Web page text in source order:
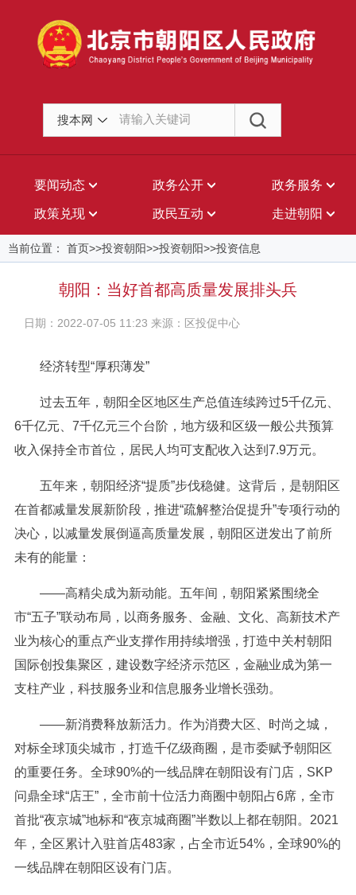
搜本网
要闻动态 政务公开 政务服务
政策兑现 政民互动 走进朝阳
当前位置： 首页>>投资朝阳>>投资朝阳>>投资信息
朝阳：当好首都高质量发展排头兵
日期：2022-07-05 11:23 来源：区投促中心
经济转型“厚积薄发”
过去五年，朝阳全区地区生产总值连续跨过5千亿元、
6千亿元、7千亿元三个台阶，地方级和区级一般公共预算
收入保持全市首位，居民人均可支配收入达到7.9万元。
五年来，朝阳经济“提质”步伐稳健。这背后，是朝阳区
在首都减量发展新阶段，推进“疏解整治促提升”专项行动的
决心，以减量发展倒逼高质量发展，朝阳区迸发出了前所
未有的能量：
——高精尖成为新动能。五年间，朝阳紧紧围绕全
市“五子”联动布局，以商务服务、金融、文化、高新技术产
业为核心的重点产业支撑作用持续增强，打造中关村朝阳
国际创投集聚区，建设数字经济示范区，金融业成为第一
支柱产业，科技服务业和信息服务业增长强劲。
——新消费释放新活力。作为消费大区、时尚之城，
对标全球顶尖城市，打造千亿级商圈，是市委赋予朝阳区
的重要任务。全球90%的一线品牌在朝阳设有门店，SKP
问鼎全球“店王”，全市前十位活力商圈中朝阳占6席，全市
首批“夜京城”地标和“夜京城商圈”半数以上都在朝阳。2021
年，全区累计入驻首店483家，占全市近54%，全球90%的
一线品牌在朝阳区设有门店。